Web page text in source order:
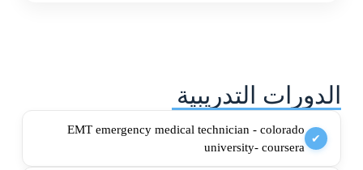
الدورات التدريبية
✔
EMT emergency medical technician - colorado
university- coursera